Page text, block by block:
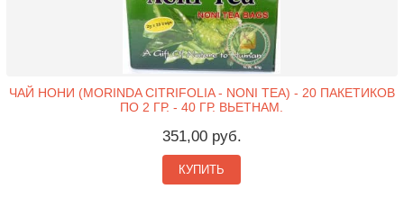
ЧАЙ НОНИ (MORINDA CITRIFOLIA - NONI TEA) - 20 ПАКЕТИКОВ
ПО 2 ГР. - 40 ГР. ВЬЕТНАМ.
351,00 руб.
КУПИТЬ